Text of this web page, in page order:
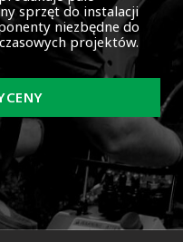
sprzęt do instalacji
niezbędne do
projektów.